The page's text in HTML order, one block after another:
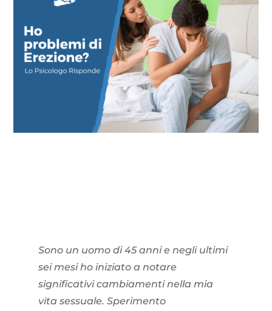
Sono un uomo di 45 anni e negli ultimi
sei mesi ho iniziato a notare
significativi cambiamenti nella mia
vita sessuale. Sperimento